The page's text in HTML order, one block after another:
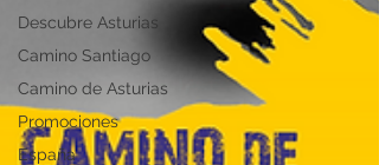
Descubre Asturias
Camino Santiago
Camino de Asturias
Promociones
España